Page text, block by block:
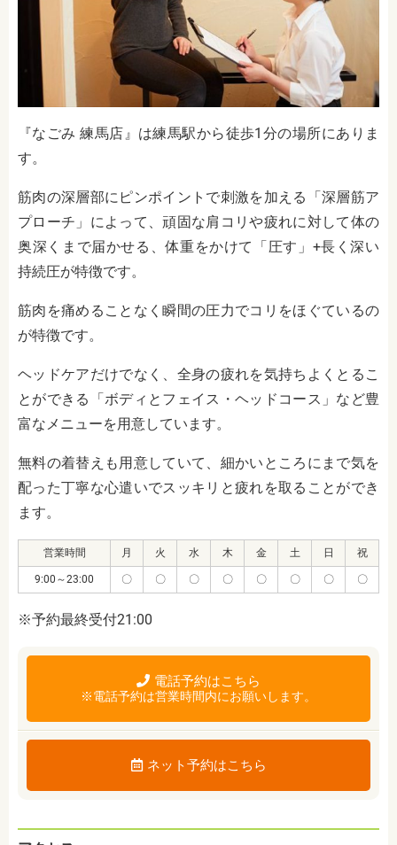
『なごみ 練馬店』は練馬駅から徒歩1分の場所にありま
す。
筋肉の深層部にピンポイントで刺激を加える「深層筋ア
プローチ」によって、頑固な肩コリや疲れに対して体の
奥深くまで届かせる、体重をかけて「圧す」+長く深い
持続圧が特徴です。
筋肉を痛めることなく瞬間の圧力でコリをほぐているの
が特徴です。
ヘッドケアだけでなく、全身の疲れを気持ちよくとるこ
とができる「ボディとフェイス・ヘッドコース」など豊
富なメニューを用意しています。
無料の着替えも用意していて、細かいところにまで気を
配った丁寧な心遣いでスッキリと疲れを取ることができ
ます。
営業時間 月 火 水 木 金 土 日 祝
9:00～23:00 〇 〇 〇 〇 〇 〇 〇 〇
※予約最終受付21:00
電話予約はこちら
※電話予約は営業時間内にお願いします。
ネット予約はこちら